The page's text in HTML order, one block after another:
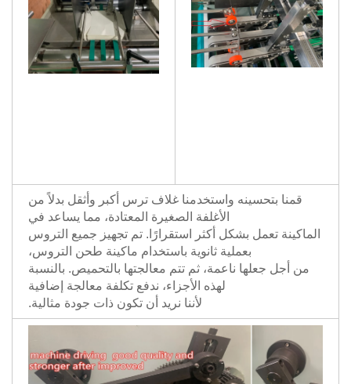
قمنا بتحسينه واستخدمنا غلاف ترس أكبر وأثقل بدلاً من
الأغلفة الصغيرة المعتادة، مما يساعد في
الماكينة تعمل بشكل أكثر استقرارًا. تم تجهيز جميع التروس
بعملية ثانوية باستخدام ماكينة طحن التروس،
من أجل جعلها ناعمة، ثم تتم معالجتها بالتحميص. بالنسبة
لهذه الأجزاء، ندفع تكلفة معالجة إضافية
لأننا نريد أن تكون ذات جودة مثالية.